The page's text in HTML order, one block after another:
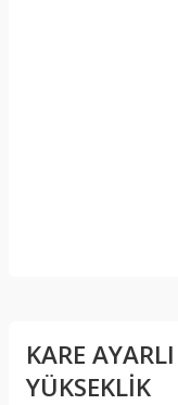
KARE
YÜKSEKLİK